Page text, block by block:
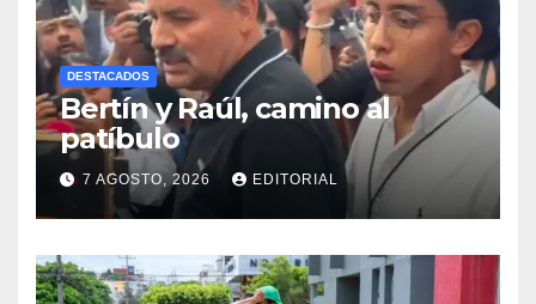
DESTACADOS
Bertín y Raúl, camino al
patíbulo
7 AGOSTO, 2026 EDITORIAL